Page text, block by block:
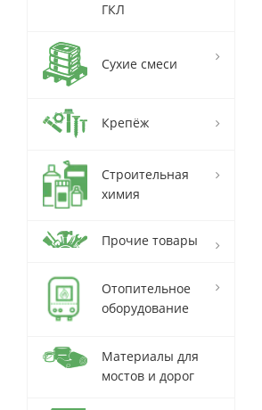
ГКЛ
Сухие смеси
Крепёж
Строительная
химия
Прочие товары
Отопительное
оборудование
Материалы для
мостов и дорог